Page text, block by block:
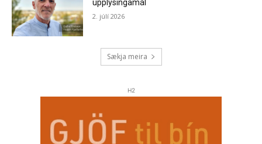
upplýsingamál
2. júlí 2026
Sækja meira
H2